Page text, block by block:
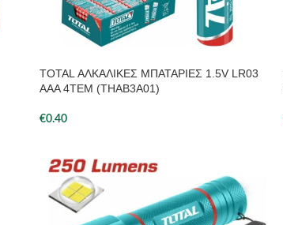
TOTAL ΑΛΚΑΛΙΚΕΣ ΜΠΑΤΑΡΙΕΣ 1.5V LR03
AAA 4ΤΕΜ (THAB3A01)
€0.40